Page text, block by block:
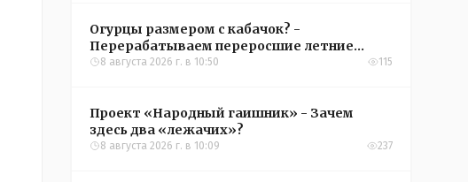
Огурцы размером с кабачок? -
Перерабатываем переросшие летние
овощи, чтобы вкусно съесть зимой
8 августа 2026 г. в 10:50 115
Проект «Народный гаишник» - Зачем
здесь два «лежачих»?
8 августа 2026 г. в 10:09 237